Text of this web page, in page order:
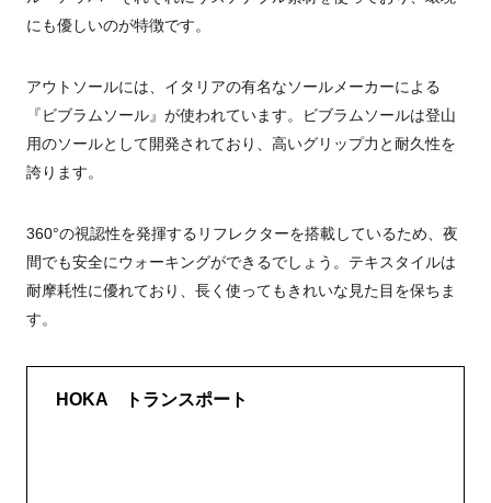
にも優しいのが特徴です。
アウトソールには、イタリアの有名なソールメーカーによる
『ビブラムソール』が使われています。ビブラムソールは登山
用のソールとして開発されており、高いグリップ力と耐久性を
誇ります。
360°の視認性を発揮するリフレクターを搭載しているため、夜
間でも安全にウォーキングができるでしょう。テキスタイルは
耐摩耗性に優れており、長く使ってもきれいな見た目を保ちま
す。
HOKA トランスポート